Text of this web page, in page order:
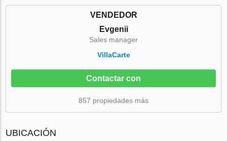
VENDEDOR
Evgenii
Sales manager
VillaСarte
Contactar con
857 propiedades más
UBICACIÓN